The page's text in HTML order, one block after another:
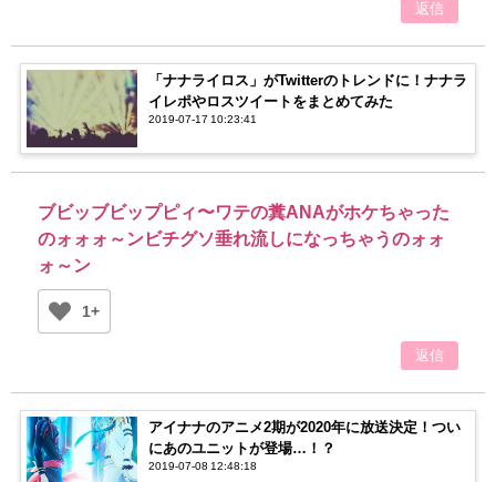
返信
「ナナライロス」がTwitterのトレンドに！ナナラ
イレポやロスツイートをまとめてみた
2019-07-17 10:23:41
ブビッブビップピィ〜ワテの糞ANAがホケちゃった
のォォォ～ンビチグソ垂れ流しになっちゃうのォォ
ォ～ン
1+
返信
アイナナのアニメ2期が2020年に放送決定！つい
にあのユニットが登場…！？
2019-07-08 12:48:18